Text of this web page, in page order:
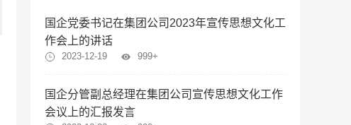
国企党委书记在集团公司2023年宣传思想文化工
作会上的讲话
2023-12-19 999+
国企分管副总经理在集团公司宣传思想文化工作
会议上的汇报发言